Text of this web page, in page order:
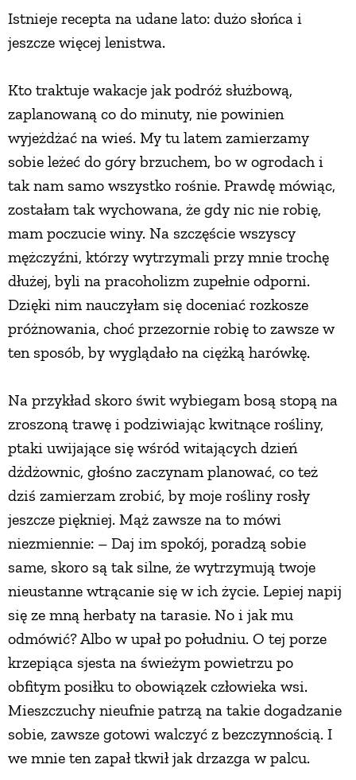
Istnieje recepta na udane lato: dużo słońca i
jeszcze więcej lenistwa.
Kto traktuje wakacje jak podróż służbową,
zaplanowaną co do minuty, nie powinien
wyjeżdżać na wieś. My tu latem zamierzamy
sobie leżeć do góry brzuchem, bo w ogrodach i
tak nam samo wszystko rośnie. Prawdę mówiąc,
zostałam tak wychowana, że gdy nic nie robię,
mam poczucie winy. Na szczęście wszyscy
mężczyźni, którzy wytrzymali przy mnie trochę
dłużej, byli na pracoholizm zupełnie odporni.
Dzięki nim nauczyłam się doceniać rozkosze
próżnowania, choć przezornie robię to zawsze w
ten sposób, by wyglądało na ciężką harówkę.
Na przykład skoro świt wybiegam bosą stopą na
zroszoną trawę i podziwiając kwitnące rośliny,
ptaki uwijające się wśród witających dzień
dżdżownic, głośno zaczynam planować, co też
dziś zamierzam zrobić, by moje rośliny rosły
jeszcze piękniej. Mąż zawsze na to mówi
niezmiennie: – Daj im spokój, poradzą sobie
same, skoro są tak silne, że wytrzymują twoje
nieustanne wtrącanie się w ich życie. Lepiej napij
się ze mną herbaty na tarasie. No i jak mu
odmówić? Albo w upał po południu. O tej porze
krzepiąca sjesta na świeżym powietrzu po
obfitym posiłku to obowiązek człowieka wsi.
Mieszczuchy nieufnie patrzą na takie dogadzanie
sobie, zawsze gotowi walczyć z bezczynnością. I
we mnie ten zapał tkwił jak drzazga w palcu.